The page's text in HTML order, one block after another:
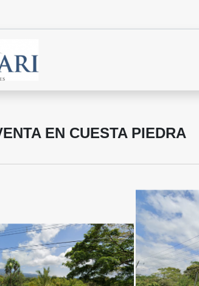
EN CUESTA PIEDRA